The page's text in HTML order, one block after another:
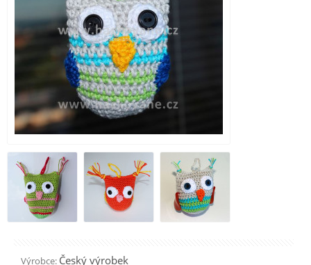
Výrobce: Český výrobek